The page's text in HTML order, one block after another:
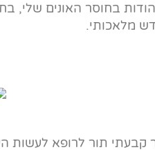
בחוסר האונים שלי,
מלאכותי.
קבעתי תור לרופא לעשות